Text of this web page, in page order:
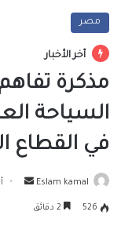
مصر
أخر الأخبار
مذكرة
السياحة
في القطاع
Eslam kamal
أرسل
526